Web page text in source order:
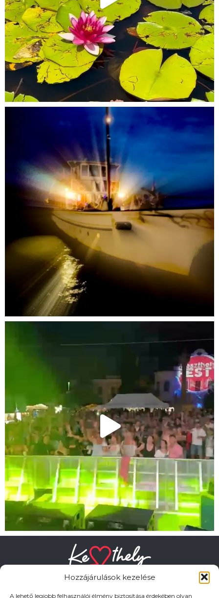
Hozzájárulások kezelése
A lehető legjobb felhasználói élmény biztosítása érdekében olyan